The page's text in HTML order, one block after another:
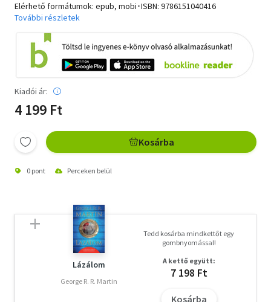
Elérhető formátumok: epub, mobi･ISBN: 9786151040416
További részletek
Kiadói ár:
4 199 Ft
Kosárba
0 pont Perceken belül
Lázálom
George R. R. Martin
Tedd kosárba mindkettőt egy
gombnyomással!
A kettő együtt:
7 198 Ft
Kosárba